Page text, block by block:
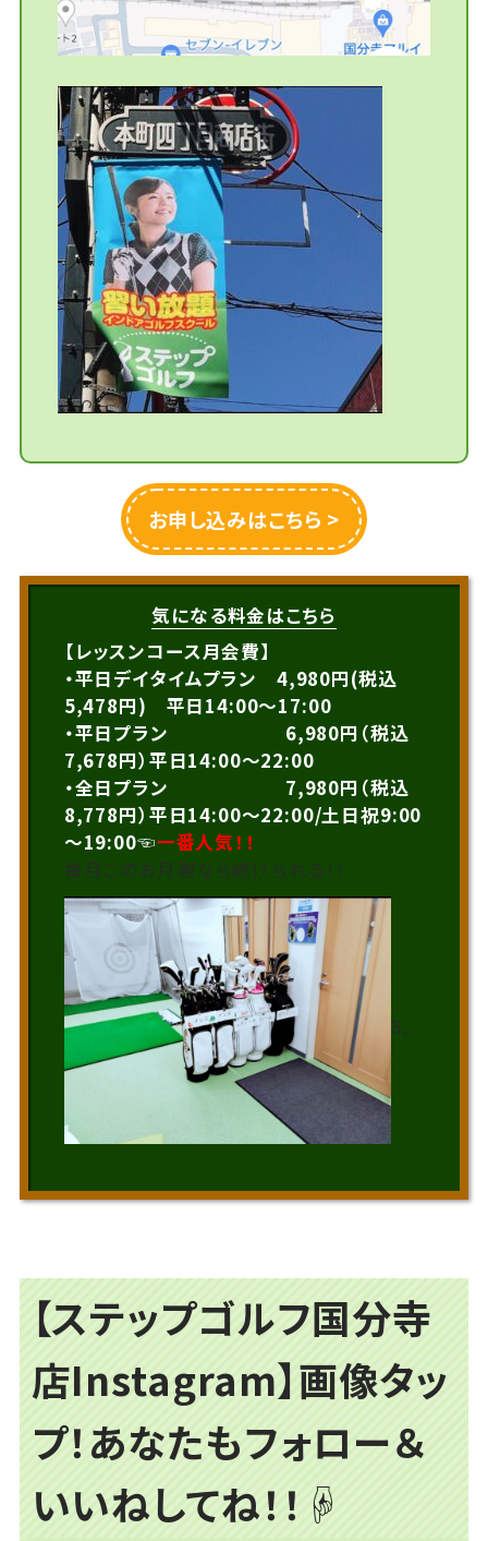
お申し込みはこちら >
気になる料金はこちら
【レッスンコース月会費】
・平日デイタイムプラン 4,980円(税込
5,478円) 平日14:00～17:00
・平日プラン 6,980円（税込
7,678円）平日14:00～22:00
・全日プラン 7,980円（税込
8,778円）平日14:00～22:00/土日祝9:00
～19:00☜一番人気！！
毎月このお月謝なら続けられる！！
5,
【ステップゴルフ国分寺
店Instagram】画像タッ
プ！あなたもフォロー＆
いいねしてね！！☟